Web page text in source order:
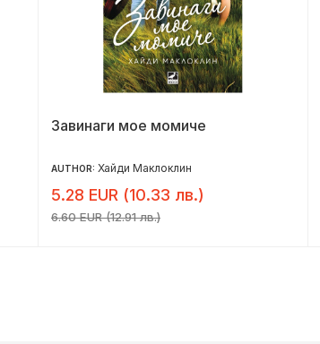
Завинаги мое момиче
AUTHOR: Хайди Маклоклин
5.28 EUR (10.33 лв.)
6.60 EUR (12.91 лв.)